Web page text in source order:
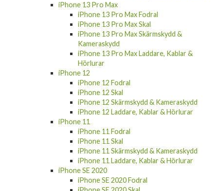
iPhone 13 Pro Max
iPhone 13 Pro Max Fodral
iPhone 13 Pro Max Skal
iPhone 13 Pro Max Skärmskydd &
Kameraskydd
iPhone 13 Pro Max Laddare, Kablar &
Hörlurar
iPhone 12
iPhone 12 Fodral
iPhone 12 Skal
iPhone 12 Skärmskydd & Kameraskydd
iPhone 12 Laddare, Kablar & Hörlurar
iPhone 11
iPhone 11 Fodral
iPhone 11 Skal
iPhone 11 Skärmskydd & Kameraskydd
iPhone 11 Laddare, Kablar & Hörlurar
iPhone SE 2020
iPhone SE 2020 Fodral